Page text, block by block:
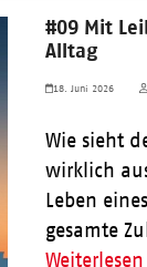
#09 Mit
Alltag
18. Juni 2026
Wie sieht
wirklich
Leben
gesamte
Weiterlesen